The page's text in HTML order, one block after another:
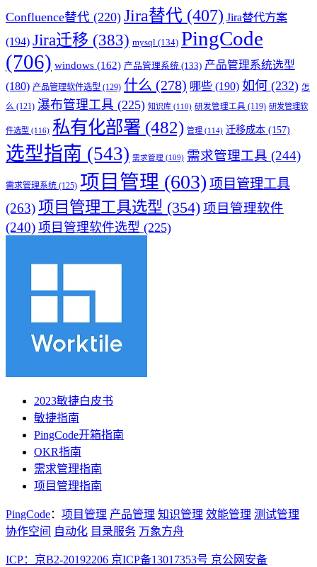
Confluence替代 (220) Jira替代 (407) Jira替代方案
(194) Jira迁移 (383) mysql (134) PingCode
(706) windows (162) 产品管理系统 (133) 产品管理系统选型
(180) 产品管理软件选型 (129) 什么 (278) 哪些 (190) 如何 (232) 怎
么 (121) 瀑布管理工具 (225) 知识库 (110) 研发管理工具 (119) 研发管理软
件选型 (116) 私有化部署 (482) 管理 (114) 迁移成本 (157)
选型指南 (543) 需求管理 (109) 需求管理工具 (244)
需求管理系统 (125) 项目管理 (603) 项目管理工具
(263)项目管理工具选型 (354) 项目管理软件
(240) 项目管理软件选型 (225)
2023敏捷白皮书
敏捷指南
PingCode开箱指南
OKR指南
需求管理指南
项目管理指南
PingCode： 项目管理 产品管理 知识管理 效能管理 测试管理
协作空间 自动化 目录服务 万象方舟
ICP：京B2-20192206 京ICP备13017353号 京公网安备